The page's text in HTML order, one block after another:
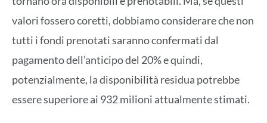
valori fossero coretti, dobbiamo considerare che non
tutti i fondi prenotati saranno confermati dal
pagamento dell’anticipo del 20% e quindi,
potenzialmente, la disponibilità residua potrebbe
essere superiore ai 932 milioni attualmente stimati.